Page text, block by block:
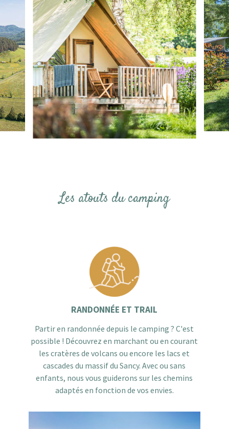
Les atouts du camping
RANDONNÉE ET TRAIL
Partir en randonnée depuis le camping ? C'est
possible ! Découvrez en marchant ou en courant
les cratères de volcans ou encore les lacs et
cascades du massif du Sancy. Avec ou sans
enfants, nous vous guiderons sur les chemins
adaptés en fonction de vos envies.